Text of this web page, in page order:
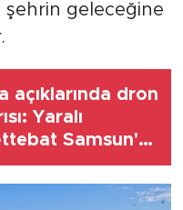
şehrin geleceğine
açıklarında dron
Yaralı
Samsun'a